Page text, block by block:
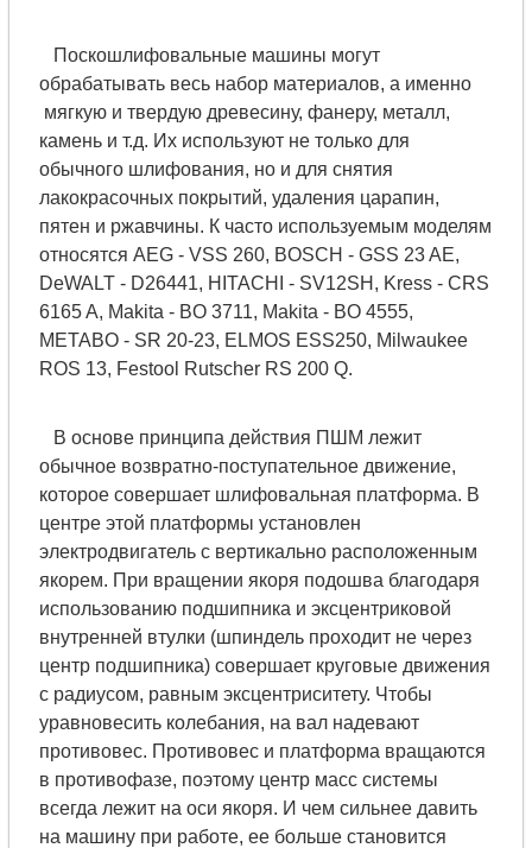
Поскошлифовальные машины могут
обрабатывать весь набор материалов, а именно
мягкую и твердую древесину, фанеру, металл,
камень и т.д. Их используют не только для
обычного шлифования, но и для снятия
лакокрасочных покрытий, удаления царапин,
пятен и ржавчины. К часто используемым моделям
относятся AEG - VSS 260, BOSCH - GSS 23 AE,
DeWALT - D26441, HITACHI - SV12SH, Kress - CRS
6165 A, Makita - BO 3711, Makita - BO 4555,
METABO - SR 20-23, ELMOS ESS250, Milwaukee
ROS 13, Festool Rutscher RS 200 Q.
В основе принципа действия ПШМ лежит
обычное возвратно-поступательное движение,
которое совершает шлифовальная платформа. В
центре этой платформы установлен
электродвигатель с вертикально расположенным
якорем. При вращении якоря подошва благодаря
использованию подшипника и эксцентриковой
внутренней втулки (шпиндель проходит не через
центр подшипника) совершает круговые движения
с радиусом, равным эксцентриситету. Чтобы
уравновесить колебания, на вал надевают
противовес. Противовес и платформа вращаются
в противофазе, поэтому центр масс системы
всегда лежит на оси якоря. И чем сильнее давить
на машину при работе, ее больше становится